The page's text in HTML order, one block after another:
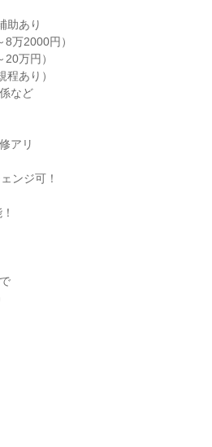
助あり
万2000円）
万円）
あり）